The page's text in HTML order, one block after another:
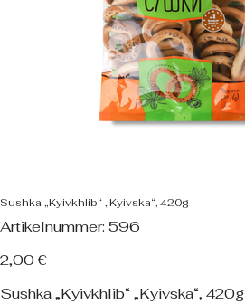
Sushka „Kyivkhlib“ „Kyivska“, 420g
Artikelnummer: Artikelnummer:
596
596
Preis
2,00 €
Sushka „Kyivkhlib“ „Kyivska“, 420g